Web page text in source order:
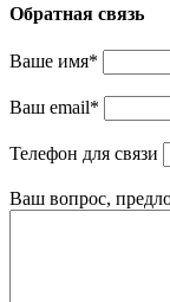
Обратная связь
Ваше имя*
Ваш email*
Телефон для связи
Ваш вопрос,